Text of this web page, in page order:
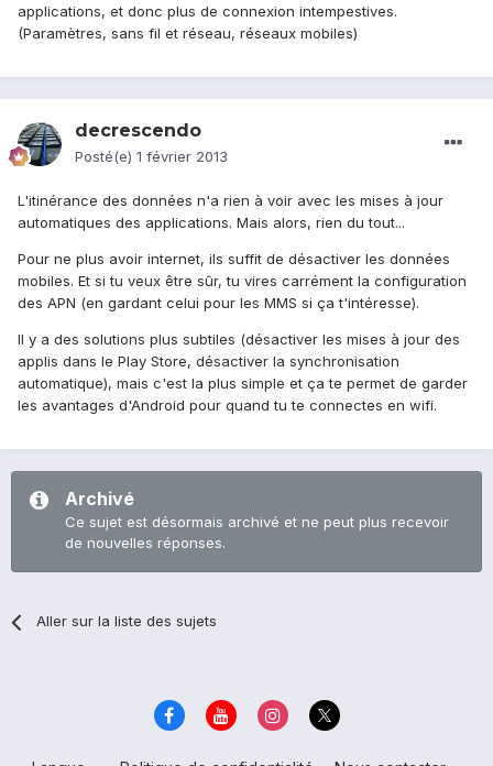
applications, et donc plus de connexion intempestives.
(Paramètres, sans fil et réseau, réseaux mobiles)
decrescendo
Posté(e) 1 février 2013
L'itinérance des données n'a rien à voir avec les mises à jour
automatiques des applications. Mais alors, rien du tout...
Pour ne plus avoir internet, ils suffit de désactiver les données
mobiles. Et si tu veux être sûr, tu vires carrément la configuration
des APN (en gardant celui pour les MMS si ça t'intéresse).
Il y a des solutions plus subtiles (désactiver les mises à jour des
applis dans le Play Store, désactiver la synchronisation
automatique), mais c'est la plus simple et ça te permet de garder
les avantages d'Android pour quand tu te connectes en wifi.
Archivé
Ce sujet est désormais archivé et ne peut plus recevoir
de nouvelles réponses.
Aller sur la liste des sujets